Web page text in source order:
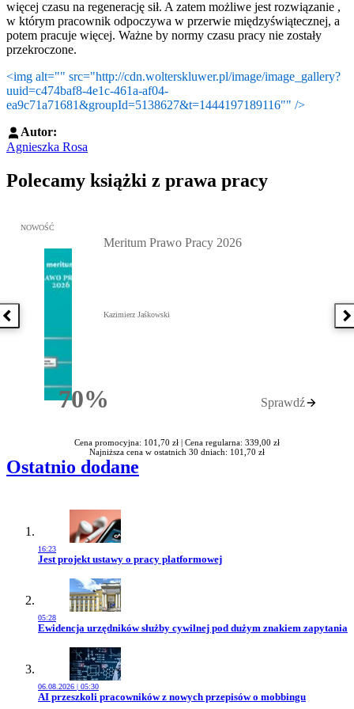
więcej czasu na regenerację sił. A zatem możliwe jest rozwiązanie ,
w którym pracownik odpoczywa w przerwie międzyświątecznej, a
potem pracuje więcej. Ważne by normy czasu pracy nie zostały
przekroczone.
<img alt="" src="http://cdn.wolterskluwer.pl/image/image_gallery?
uuid=c474baf8-4e1c-461a-af04-
ea9c71a71681&groupId=5138627&t=1444197189116"" />
Autor:
Agnieszka Rosa
Polecamy książki z prawa pracy
Poprzednia książka
Przejdź do: Meritum Prawo Pracy 2026, Kazimierz Jaśkowski -
NOWOŚĆ
70%Rabatu
Meritum Prawo Pracy 2026
Kazimierz Jaśkowski
Sprawdź
Cena promocyjna: 101,70 zł | Cena regularna: 339,00 zł
Najniższa cena w ostatnich 30 dniach: 101,70 zł
Ostatnio dodane
16:23
Przejdź do artykułu:
Jest projekt ustawy o pracy platformowej
05:28
Przejdź do artykułu:
Ewidencja urzędników służby cywilnej pod dużym znakiem zapytania
06.08.2026 | 05:30
Przejdź do artykułu:
AI przeszkoli pracowników z nowych przepisów o mobbingu